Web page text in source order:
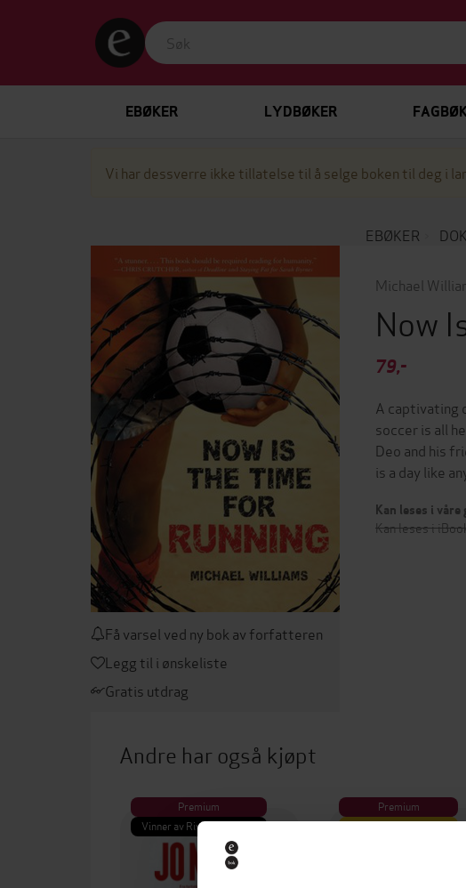
EBØKER LYDBØKER
Vi har dessverre ikke tillatelse til å selge boken til deg i
EBØKER
Få varsel ved ny bok av forfatteren
Legg til i ønskeliste
Gratis utdrag
Michael
Now
79,-
A captivating
soccer is all
Deo and his
is a day like
Kan leses i
Kan leses i
Andre har også kjøpt
Premium
Vinner av Rivertonprisen
Premium
Første gang på tilbud